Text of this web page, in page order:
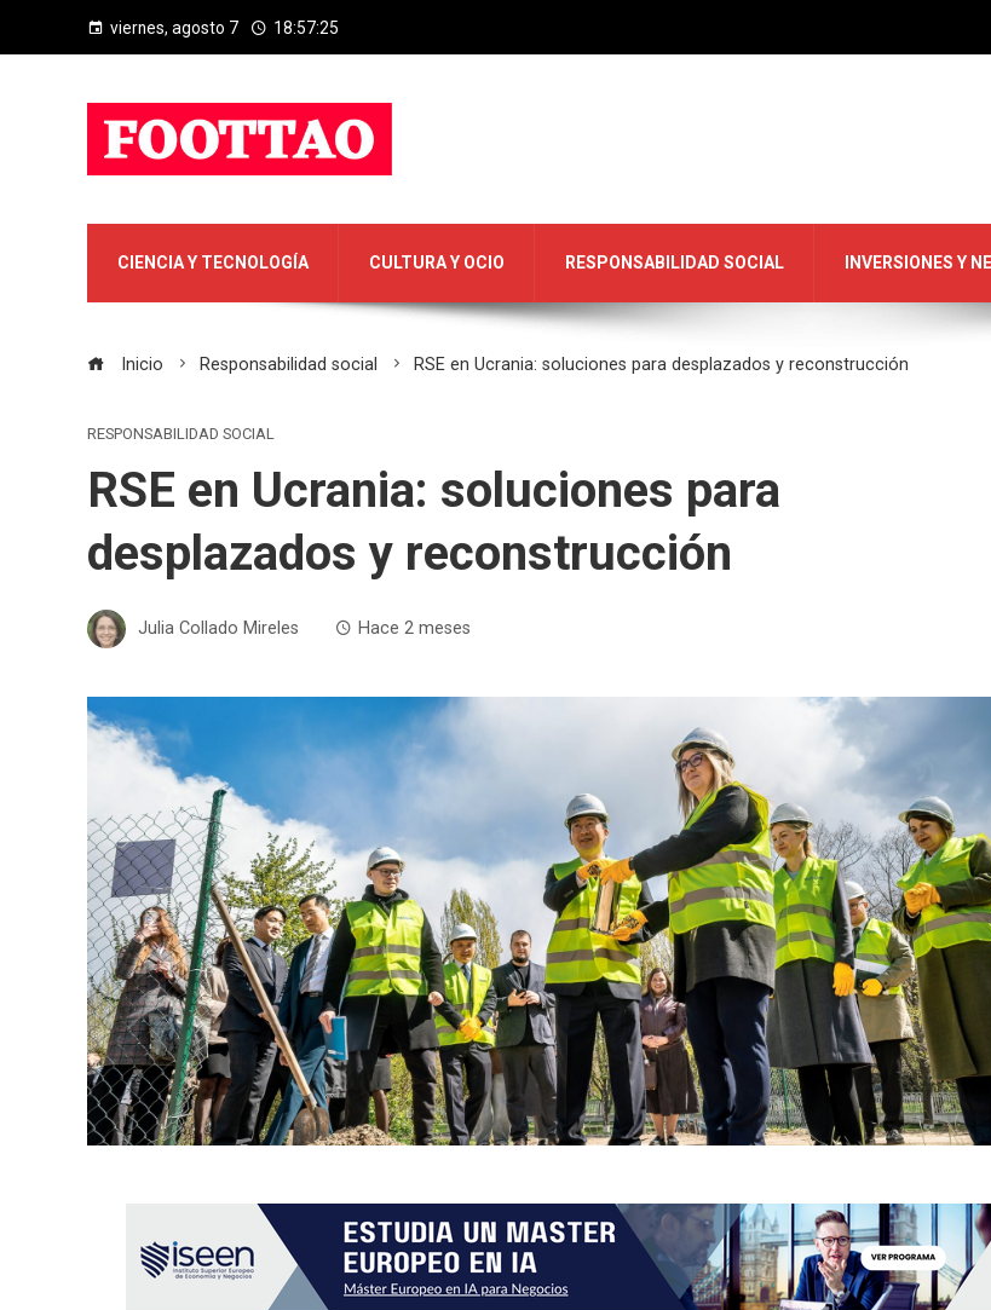
viernes, agosto 7 18:57:26
CIENCIA Y TECNOLOGÍA CULTURA Y OCIO RESPONSABILIDAD SOCIAL INVERSIONES Y
Inicio Responsabilidad social RSE en Ucrania: soluciones para desplazados y reconstrucción
RESPONSABILIDAD SOCIAL
RSE en Ucrania: soluciones para
desplazados y reconstrucción
Julia Collado Mireles Hace 2 meses